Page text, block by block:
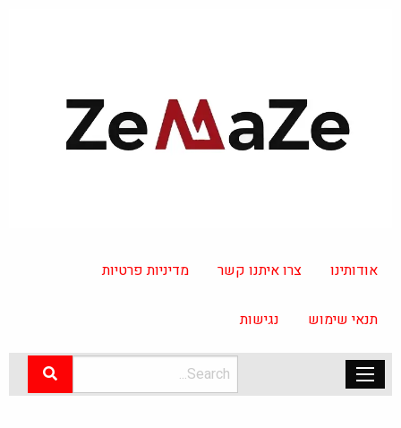
אודותינו צרו איתנו קשר מדיניות פרטיות
תנאי שימוש נגישות